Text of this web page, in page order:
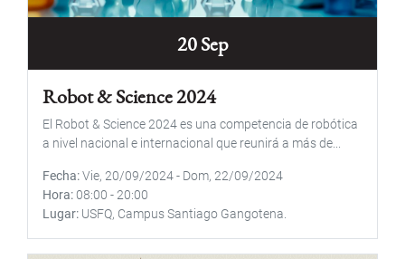
20 Sep
Robot & Science 2024
El Robot & Science 2024 es una competencia de robótica
a nivel nacional e internacional que reunirá a más de...
Fecha Vie, 20/09/2024- Dom, 22/09/2024
Hora 08:00 - 20:00
Lugar USFQ, Campus Santiago Gangotena.